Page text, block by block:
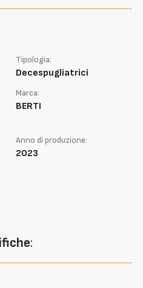
Tipologia:
Decespugliatrici
Marca:
BERTI
Anno di produzione:
2023
: